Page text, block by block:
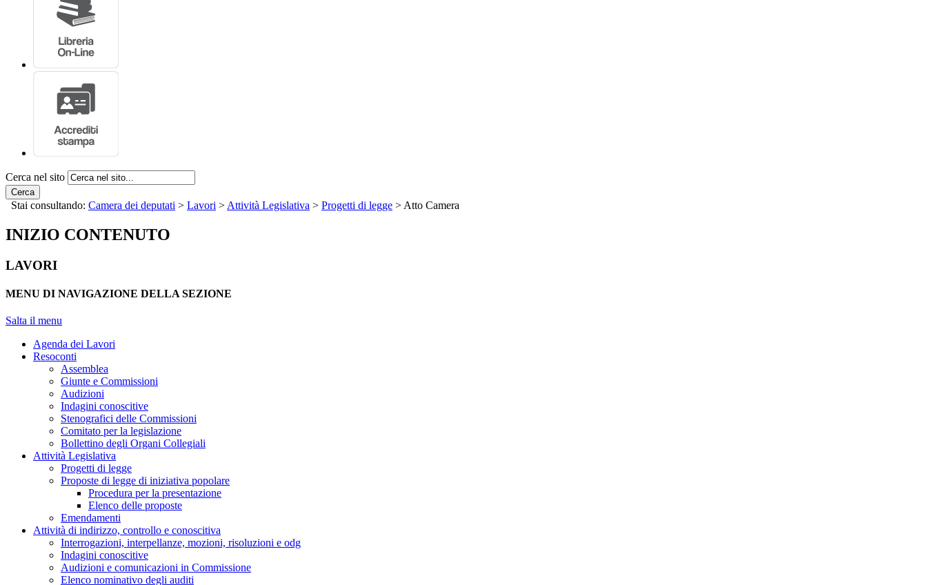
Cerca nel sito
Cerca
Stai consultando: Camera dei deputati > Lavori > Attività Legislativa > Progetti di legge > Atto Camera
INIZIO CONTENUTO
LAVORI
MENU DI NAVIGAZIONE DELLA SEZIONE
Salta il menu
Agenda dei Lavori
Resoconti
Assemblea
Giunte e Commissioni
Audizioni
Indagini conoscitive
Stenografici delle Commissioni
Comitato per la legislazione
Bollettino degli Organi Collegiali
Attività Legislativa
Progetti di legge
Proposte di legge di iniziativa popolare
Procedura per la presentazione
Elenco delle proposte
Emendamenti
Attività di indirizzo, controllo e conoscitiva
Interrogazioni, interpellanze, mozioni, risoluzioni e odg
Indagini conoscitive
Audizioni e comunicazioni in Commissione
Elenco nominativo degli auditi